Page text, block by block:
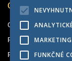
O
O nás
Pneuservis
PredajňaFUNKČNÉ